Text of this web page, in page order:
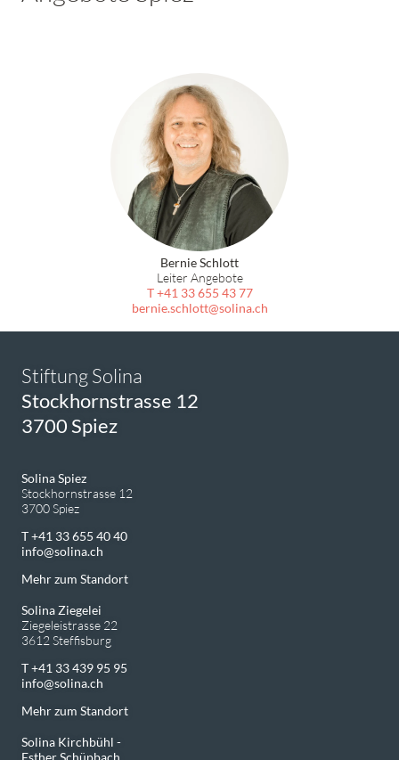
Bernie Schlott
Leiter Angebote
T +41 33 655 43 77
bernie.schlott
solina.ch
Stiftung Solina
Stockhornstrasse 12
3700 Spiez
Solina Spiez
Stockhornstrasse 12
3700 Spiez
T +41 33 655 40 40
info
solina.ch
Mehr zum Standort
Solina Ziegelei
Ziegeleistrasse 22
3612 Steffisburg
T +41 33 439 95 95
info
solina.ch
Mehr zum Standort
Solina Kirchbühl -
Esther Schüpbach